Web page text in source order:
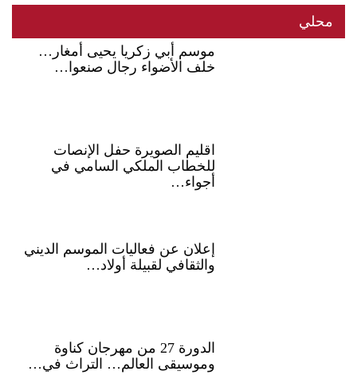
محلي
موسم أبي زكريا يحيى أمغار…
خلف الأضواء رجال صنعوا…
اقليم الصويرة حفل الإنصات
للخطاب الملكي السامي في
أجواء…
إعلان عن فعاليات الموسم الديني
والثقافي لقبيلة أولاد…
الدورة 27 من مهرجان كناوة
وموسيقى العالم… التراث في…